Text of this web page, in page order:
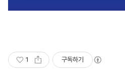
1 구독하기